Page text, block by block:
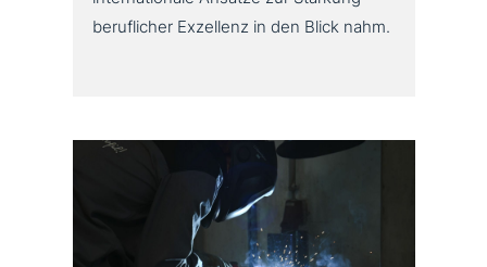
beruflicher Exzellenz in den Blick nahm.